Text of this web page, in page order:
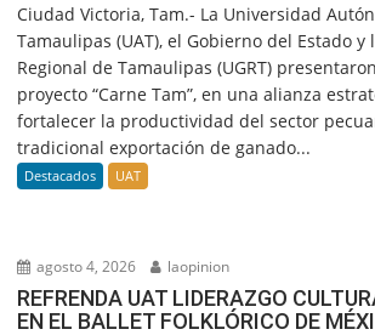
Ciudad Victoria, Tam.- La Universidad
Tamaulipas (UAT), el Gobierno del Estado y
Regional de Tamaulipas (UGRT)
proyecto “Carne Tam”, en una alianza
fortalecer la productividad del sector
tradicional exportación de ganado...
Destacados UAT
agosto 4, 2026 laopinion
REFRENDA UAT LIDERAZGO
EN EL BALLET FOLKLÓRICO DE